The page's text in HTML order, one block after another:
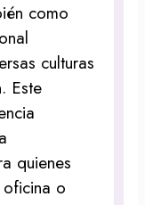
como
culturas
Este
quienes
o